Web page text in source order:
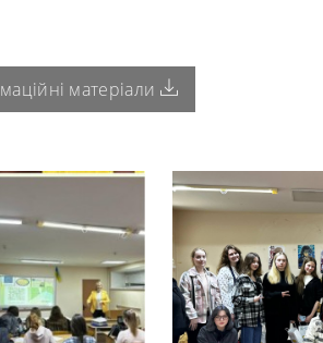
матеріали